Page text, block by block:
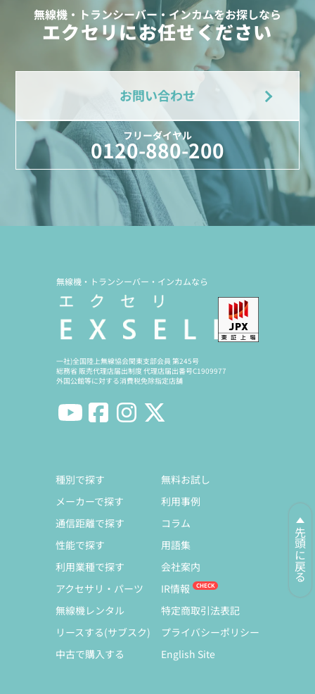
無線機・トランシーバー・インカムをお探しなら
エクセリにお任せください
お問い合わせ
フリーダイヤル
0120-880-200
先頭に戻る
無線機・トランシーバー・インカムなら
一社)全国陸上無線協会関東支部会員 第245号
総務省 販売代理店届出制度 代理店届出番号C1909977
外国公館等に対する消費税免除指定店舗
種別で探す
メーカーで探す
通信距離で探す
性能で探す
利用業種で探す
アクセサリ・パーツ
無線機レンタル
リースする(サブスク)
中古で購入する
無料お試し
利用事例
コラム
用語集
会社案内
IR情報
特定商取引法表記
プライバシーポリシー
English Site